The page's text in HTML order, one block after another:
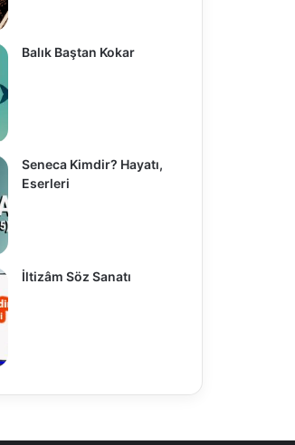
Balık Baştan Kokar
Seneca Kimdir? Hayatı,
Eserleri
İltizâm Söz Sanatı